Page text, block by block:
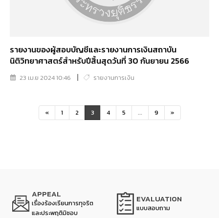
รายงานของผู้สอบบัญชีและรายงานการเงินสถาบัน
นิติวิทยาศาสตร์สำหรับปีสิ้นสุดวันที่ 30 กันยายน 2566
23 เม.ย 2024 10:46 รายงานการเงิน
« 1 2 3 4 5 ... 9 »
APPEAL
เรื่องร้องเรียนการทุจริต
และประพฤติมิชอบ
EVALUATION
แบบสอบถาม